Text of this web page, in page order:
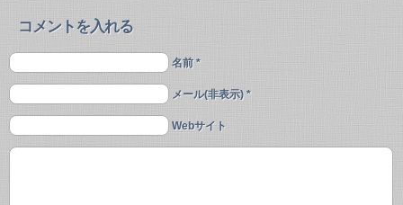
コメントを入れる
名前 *
メール(非表示) *
Webサイト